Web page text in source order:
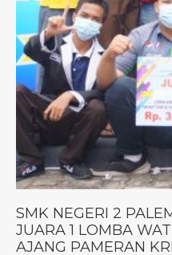
SMK NEGERI 2
JUARA 1 LOMBA
AJANG PAMERAN